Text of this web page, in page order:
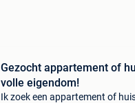
Gezocht appartement of
volle eigendom!
Ik zoek een appartement of